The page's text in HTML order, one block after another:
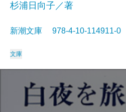
杉浦日向子／著
新潮文庫 978-4-10-114911-
文庫